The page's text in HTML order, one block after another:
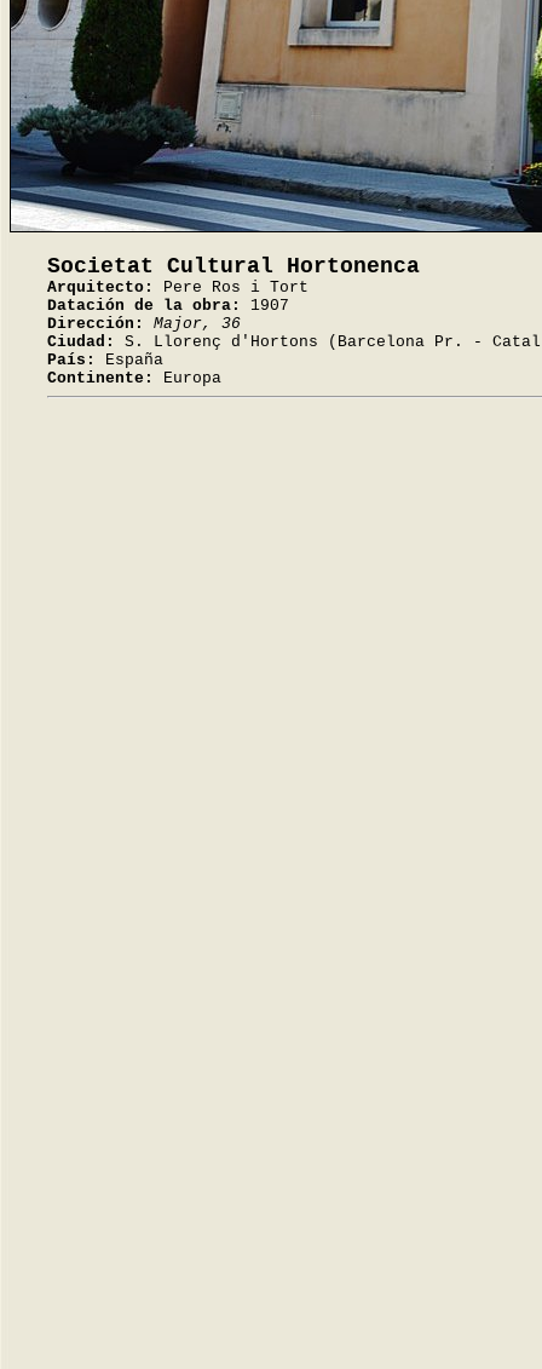
Societat Cultural Hortonenca
Arquitecto:
Pere Ros i Tort
Datación de la obra:
1907
Dirección:
Major, 36
Ciudad:
S. Llorenç d'Hortons (Barcelona Pr. -
País:
España
Continente:
Europa